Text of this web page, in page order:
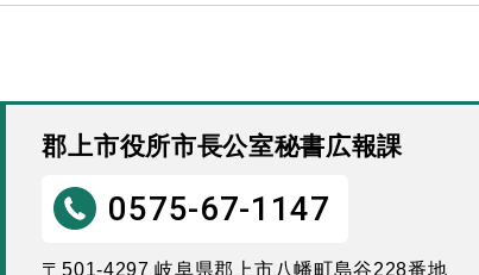
郡上市役所市長公室秘書広報課
0575-67-1147
〒501-4297 岐阜県郡上市八幡町島谷228番地